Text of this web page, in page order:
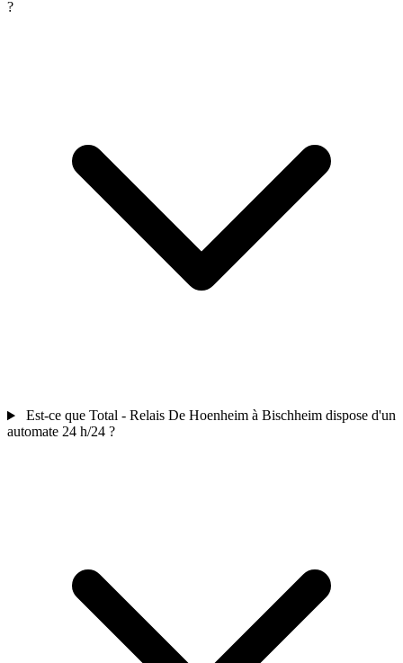
?
Est-ce que Total - Relais De Hoenheim à Bischheim dispose d'un
automate 24 h/24 ?